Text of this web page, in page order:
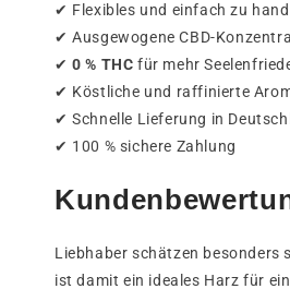
✔ Flexibles und einfach zu
✔ Ausgewogene CBD-
✔0 % THC für mehr
✔ Köstliche und raffinierte
✔ Schnelle Lieferung in
✔ 100 % sichere Zahlung
Liebhaber schätzen besonders
ist damit ein ideales Harz für